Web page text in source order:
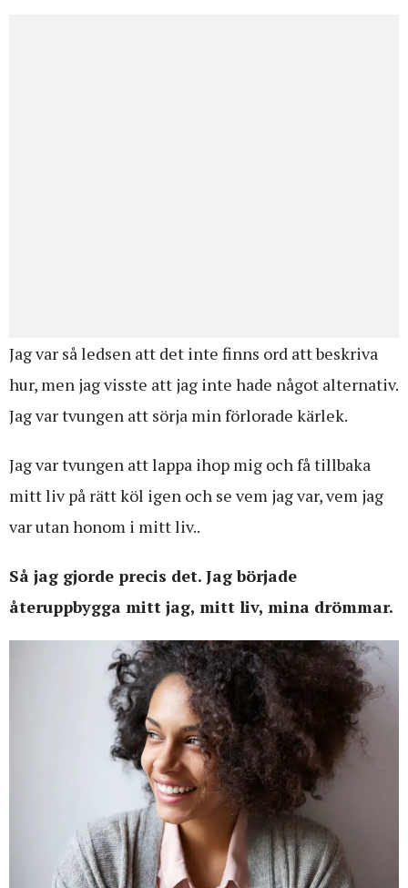
Jag var så ledsen att det inte finns ord att beskriva
hur, men jag visste att jag inte hade något alternativ.
Jag var tvungen att sörja min förlorade kärlek.
Jag var tvungen att lappa ihop mig och få tillbaka
mitt liv på rätt köl igen och se vem jag var, vem jag
var utan honom i mitt liv..
Så jag gjorde precis det. Jag började
återuppbygga mitt jag, mitt liv, mina drömmar.